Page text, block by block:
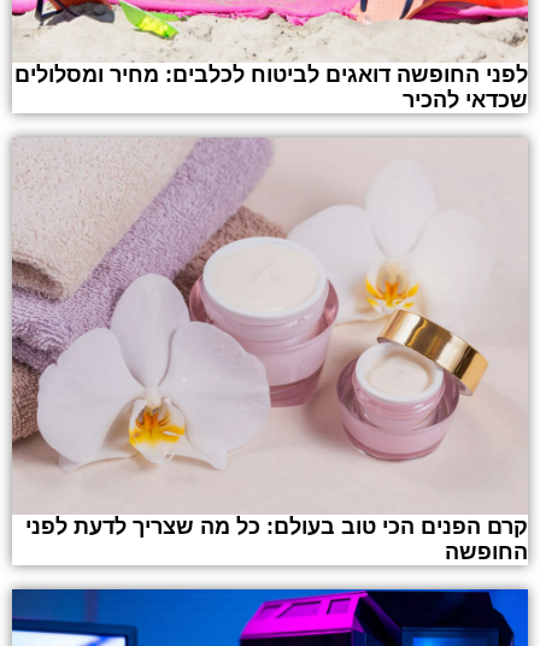
לפני החופשה דואגים לביטוח לכלבים: מחיר ומסלולים
שכדאי להכיר
קרם הפנים הכי טוב בעולם: כל מה שצריך לדעת לפני
החופשה